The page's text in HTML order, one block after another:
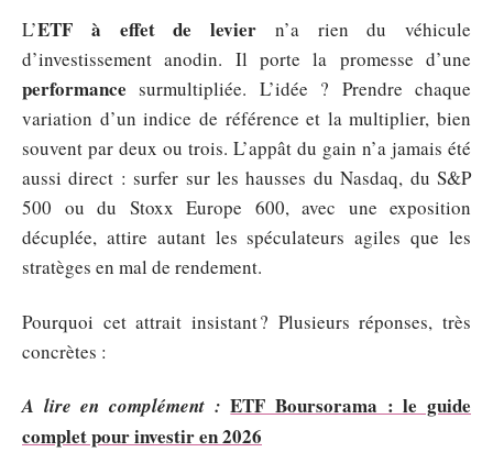
L’ETF à effet de levier n’a rien du véhicule
d’investissement anodin. Il porte la promesse d’une
performance surmultipliée. L’idée ? Prendre chaque
variation d’un indice de référence et la multiplier, bien
souvent par deux ou trois. L’appât du gain n’a jamais été
aussi direct : surfer sur les hausses du Nasdaq, du S&P
500 ou du Stoxx Europe 600, avec une exposition
décuplée, attire autant les spéculateurs agiles que les
stratèges en mal de rendement.
Pourquoi cet attrait insistant ? Plusieurs réponses, très
concrètes :
A lire en complément : ETF Boursorama : le guide
complet pour investir en 2026